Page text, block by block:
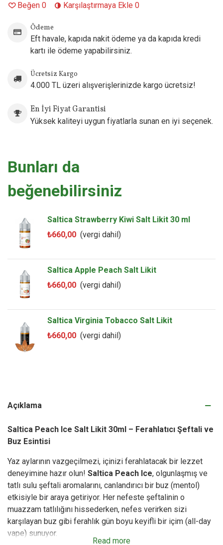
Beğen 0 Karşılaştırmaya Ekle 0
Ödeme
Eft havale, kapıda nakit ödeme ya da kapıda kredi
kartı ile ödeme yapabilirsiniz.
Ücretsiz Kargo
4.000 TL üzeri alışverişlerinizde kargo ücretsiz!
En İyi Fiyat Garantisi
Yüksek kaliteyi uygun fiyatlarla sunan en iyi seçenek.
Bunları da
beğenebilirsiniz
Saltica Strawberry Kiwi Salt Likit 30 ml
₺660,00 (vergi dahil)
Saltica Apple Peach Salt Likit
₺660,00 (vergi dahil)
Saltica Virginia Tobacco Salt Likit
₺660,00 (vergi dahil)
Açıklama
Saltica Peach Ice Salt Likit 30ml – Ferahlatıcı Şeftali ve
Buz Esintisi
Yaz aylarının vazgeçilmezi, içinizi ferahlatacak bir lezzet
deneyimine hazır olun! Saltica Peach Ice, olgunlaşmış ve
tatlı sulu şeftali aromalarını, canlandırıcı bir buz (mentol)
etkisiyle bir araya getiriyor. Her nefeste şeftalinin o
muazzam tatlılığını hissederken, nefes verirken sizi
karşılayan buz gibi ferahlık gün boyu keyifli bir içim (all-day
vape) sunuyor.
Read more